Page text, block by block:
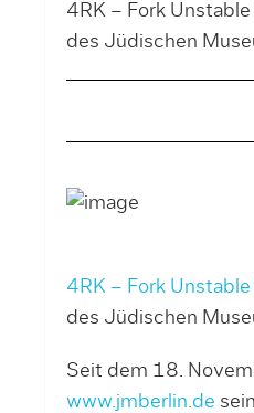
4RK – Fork
des Jüdischen
4RK – Fork
des Jüdischen
Seit dem 18.
www.jmberlin.de